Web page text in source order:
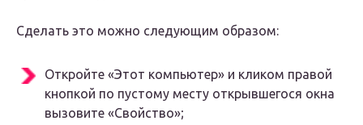
Сделать это можно следующим образом:
Откройте «Этот компьютер» и кликом правой
кнопкой по пустому месту открывшегося окна
вызовите «Свойство»;